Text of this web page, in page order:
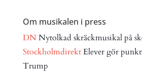
Om musikalen i press
DN Nytolkad skräckmusikal på
StockholmdirektElever gör
Trump